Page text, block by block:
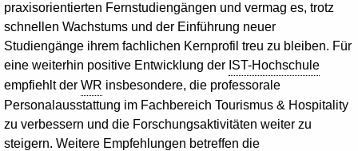
praxisorientierten Fernstudiengängen und vermag es, trotz
schnellen Wachstums und der Einführung neuer
Studiengänge ihrem fachlichen Kernprofil treu zu bleiben. Für
eine weiterhin positive Entwicklung der IST-Hochschule
empfiehlt der WR insbesondere, die professorale
Personalausstattung im Fachbereich Tourismus & Hospitality
zu verbessern und die Forschungsaktivitäten weiter zu
steigern. Weitere Empfehlungen betreffen die